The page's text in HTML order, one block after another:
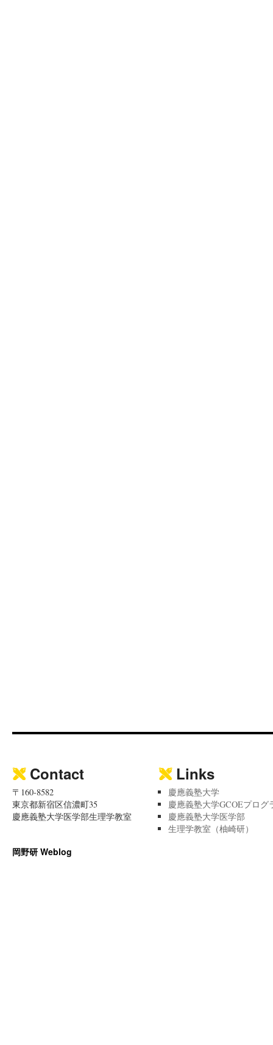
Contact
〒160-8582
東京都新宿区信濃町35
慶應義塾大学医学部生理学教室
Links
慶應義塾大学
慶應義塾大学GCOEプログ
慶應義塾大学医学部
生理学教室（柚崎研）
岡野研 Weblog